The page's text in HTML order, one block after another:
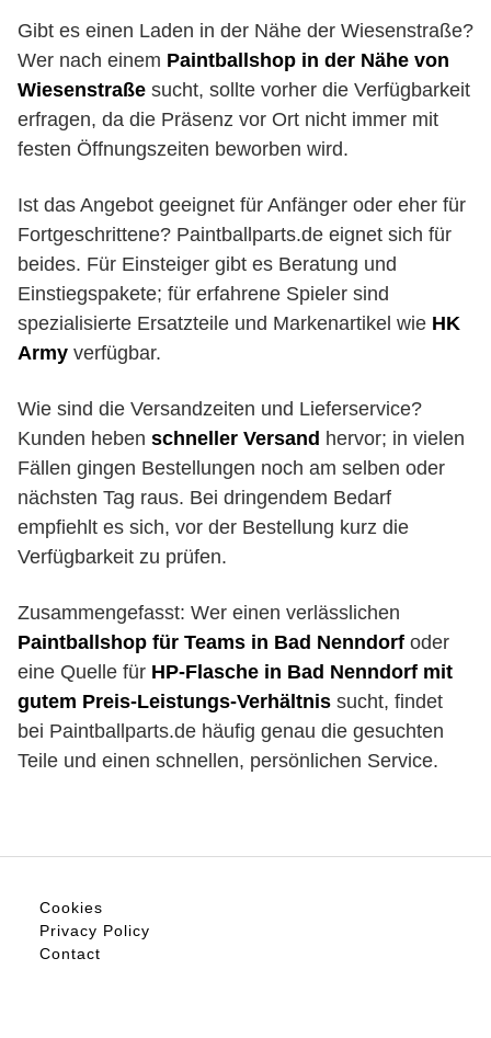
Gibt es einen Laden in der Nähe der Wiesenstraße?
Wer nach einem Paintballshop in der Nähe von
Wiesenstraße sucht, sollte vorher die Verfügbarkeit
erfragen, da die Präsenz vor Ort nicht immer mit
festen Öffnungszeiten beworben wird.
Ist das Angebot geeignet für Anfänger oder eher für
Fortgeschrittene? Paintballparts.de eignet sich für
beides. Für Einsteiger gibt es Beratung und
Einstiegspakete; für erfahrene Spieler sind
spezialisierte Ersatzteile und Markenartikel wie HK
Army verfügbar.
Wie sind die Versandzeiten und Lieferservice?
Kunden heben schneller Versand hervor; in vielen
Fällen gingen Bestellungen noch am selben oder
nächsten Tag raus. Bei dringendem Bedarf
empfiehlt es sich, vor der Bestellung kurz die
Verfügbarkeit zu prüfen.
Zusammengefasst: Wer einen verlässlichen
Paintballshop für Teams in Bad Nenndorf oder
eine Quelle für HP-Flasche in Bad Nenndorf mit
gutem Preis-Leistungs-Verhältnis sucht, findet
bei Paintballparts.de häufig genau die gesuchten
Teile und einen schnellen, persönlichen Service.
Cookies
Privacy Policy
Contact